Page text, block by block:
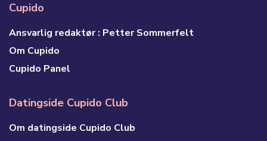
Cupido
Ansvarlig redaktør : Petter Sommerfelt
Om Cupido
Cupido Panel
Datingside Cupido Club
Om datingside Cupido Club